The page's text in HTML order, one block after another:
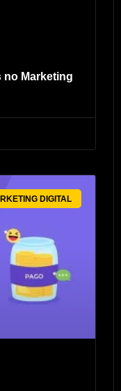
no Marketing
DIGITAL